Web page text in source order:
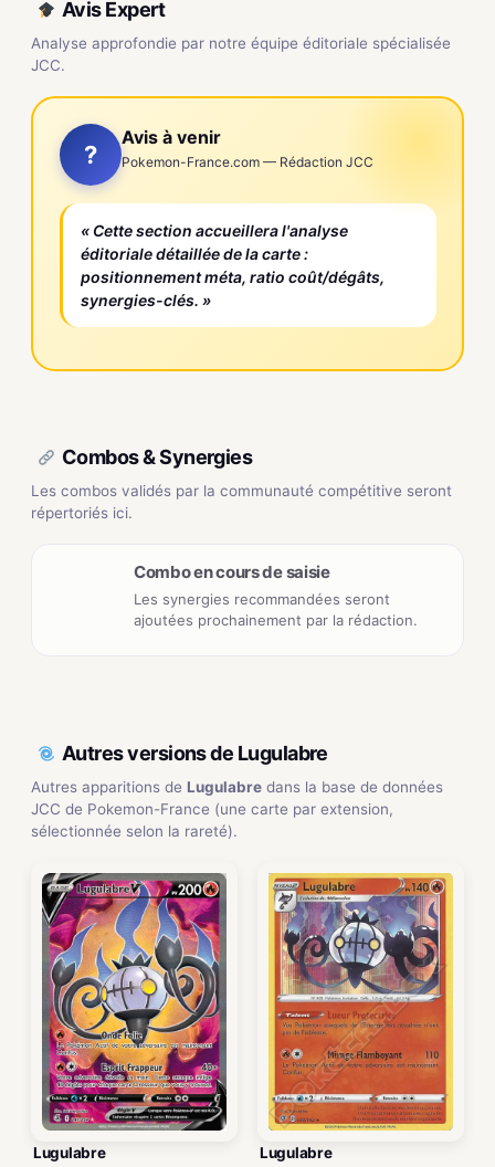
Avis Expert
Analyse approfondie par notre équipe éditoriale spécialisée
JCC.
?
Avis à venir
Pokemon-France.com — Rédaction JCC
« Cette section accueillera l'analyse
éditoriale détaillée de la carte :
positionnement méta, ratio coût/dégâts,
synergies-clés. »
Combos & Synergies
Les combos validés par la communauté compétitive seront
répertoriés ici.
Combo en cours de saisie
Les synergies recommandées seront
ajoutées prochainement par la rédaction.
Autres versions de Lugulabre
Autres apparitions de Lugulabre dans la base de données
JCC de Pokemon-France (une carte par extension,
sélectionnée selon la rareté).
Lugulabre Lugulabre